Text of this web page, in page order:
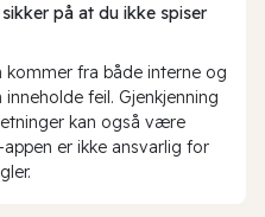
på at du ikke spiser
fra både interne og
feil. Gjenkjenning
kan også være
er ikke ansvarlig for